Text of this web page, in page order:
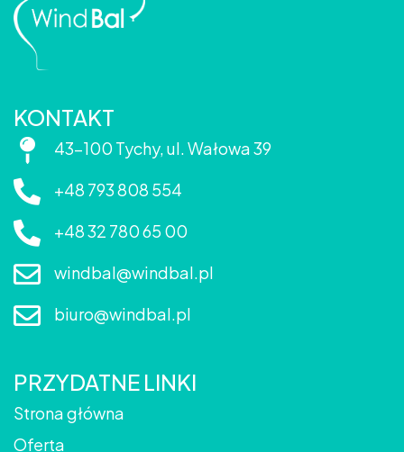
KONTAKT
43-100 Tychy, ul. Wałowa 39
+48 793 808 554
+48 32 780 65 00
windbal@windbal.pl
biuro@windbal.pl
PRZYDATNE LINKI
Strona główna
Oferta